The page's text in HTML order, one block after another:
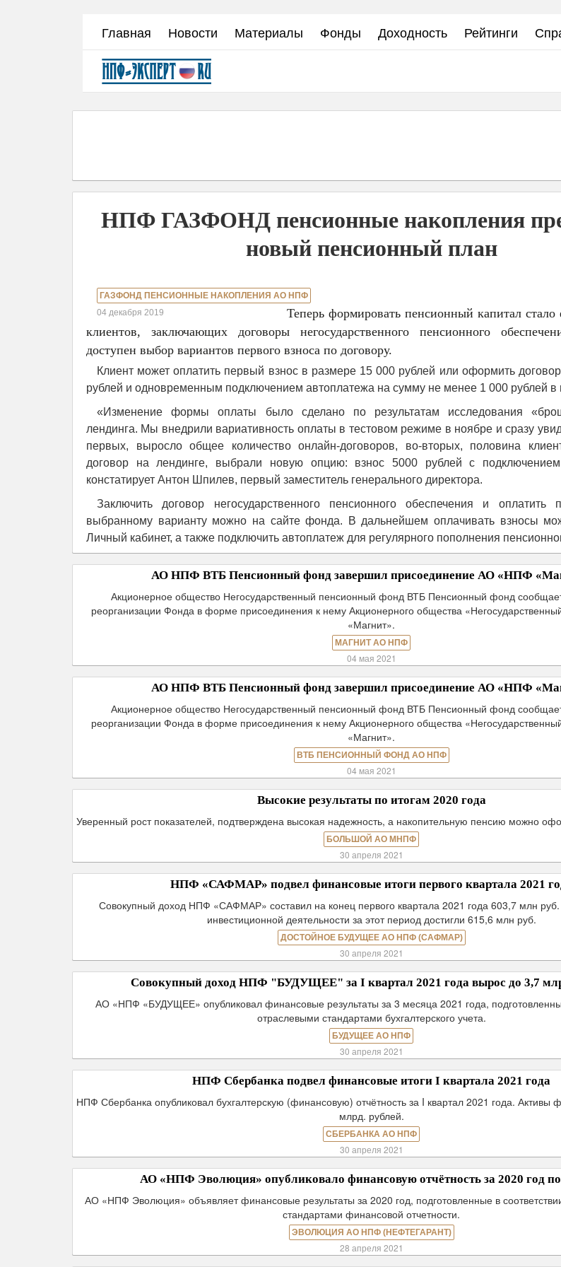
Главная Новости Материалы Фонды Доходность Рейтинги
НПФ ГАЗФОНД пенсионные накопления
новый пенсионный план
ГАЗФОНД ПЕНСИОННЫЕ НАКОПЛЕНИЯ АО НПФ
04 декабря 2019
Теперь формировать пенсионный капитал
клиентов, заключающих договоры негосударственного пенсионного
доступен выбор вариантов первого взноса по договору.
Клиент может оплатить первый взнос в размере 15 000 рублей или оформить
рублей и одновременным подключением автоплатежа на сумму не менее 1 000 рублей в
«Изменение формы оплаты было сделано по результатам исследования
лендинга. Мы внедрили вариативность оплаты в тестовом режиме в ноябре и сразу
первых, выросло общее количество онлайн-договоров, во-вторых, половина
договор на лендинге, выбрали новую опцию: взнос 5000 рублей с
констатирует Антон Шпилев, первый заместитель генерального директора.
Заключить договор негосударственного пенсионного обеспечения и
выбранному варианту можно на сайте фонда. В дальнейшем оплачивать взносы
Личный кабинет, а также подключить автоплатеж для регулярного пополнения
АО НПФ ВТБ Пенсионный фонд завершил присоединение АО «НПФ
Акционерное общество Негосударственный пенсионный фонд ВТБ Пенсионный фонд
реорганизации Фонда в форме присоединения к нему Акционерного общества
«Магнит».
МАГНИТ АО НПФ
04 мая 2021
АО НПФ ВТБ Пенсионный фонд завершил присоединение АО «НПФ
Акционерное общество Негосударственный пенсионный фонд ВТБ Пенсионный фонд
реорганизации Фонда в форме присоединения к нему Акционерного общества
«Магнит».
ВТБ ПЕНСИОННЫЙ ФОНД АО НПФ
04 мая 2021
Высокие результаты по итогам 2020 года
Уверенный рост показателей, подтверждена высокая надежность, а накопительную пенсию можно
БОЛЬШОЙ АО МНПФ
30 апреля 2021
НПФ «САФМАР» подвел финансовые итоги первого квартала 2021
Совокупный доход НПФ «САФМАР» составил на конец первого квартала 2021 года 603,7 млн
инвестиционной деятельности за этот период достигли 615,6 млн руб.
ДОСТОЙНОЕ БУДУЩЕЕ АО НПФ (САФМАР)
30 апреля 2021
Совокупный доход НПФ "БУДУЩЕЕ" за I квартал 2021 года вырос до 3,7
АО «НПФ «БУДУЩЕЕ» опубликовал финансовые результаты за 3 месяца 2021 года,
отраслевыми стандартами бухгалтерского учета.
БУДУЩЕЕ АО НПФ
30 апреля 2021
НПФ Сбербанка подвел финансовые итоги I квартала 2021 года
НПФ Сбербанка опубликовал бухгалтерскую (финансовую) отчётность за I квартал 2021 года. Активы
млрд. рублей.
СБЕРБАНКА АО НПФ
30 апреля 2021
АО «НПФ Эволюция» опубликовало финансовую отчётность за 2020 год
АО «НПФ Эволюция» объявляет финансовые результаты за 2020 год, подготовленные в
стандартами финансовой отчетности.
ЭВОЛЮЦИЯ АО НПФ (НЕФТЕГАРАНТ)
28 апреля 2021